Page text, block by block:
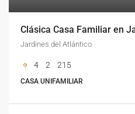
Clásica Casa Familiar en
Jardines del Atlántico
4 2 215
CASA UNIFAMILIAR